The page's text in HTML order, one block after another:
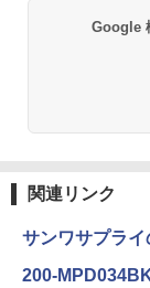
Google
関連リンク
サンワサプラ
200-